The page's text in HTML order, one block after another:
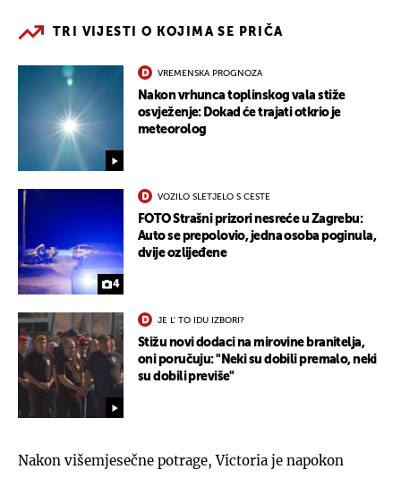
TRI VIJESTI O KOJIMA SE PRIČA
VREMENSKA PROGNOZA
Nakon vrhunca toplinskog vala stiže
osvježenje: Dokad će trajati otkrio je
meteorolog
4
VOZILO SLETJELO S CESTE
FOTO Strašni prizori nesreće u Zagrebu:
Auto se prepolovio, jedna osoba poginula,
dvije ozlijeđene
JE L' TO IDU IZBORI?
Stižu novi dodaci na mirovine branitelja,
oni poručuju: "Neki su dobili premalo, neki
su dobili previše"
Nakon višemjesečne potrage, Victoria je napokon